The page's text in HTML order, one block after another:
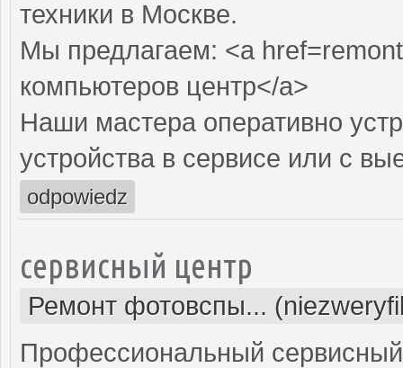
техники в Москве.
Мы предлагаем: <a
компьютеров центр</a>
Наши мастера оперативно
устройства в сервисе или с
odpowiedz
сервисный центр
Ремонт фотовспы...
Профессиональный